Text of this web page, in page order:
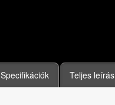
Specifikációk Teljes leírás